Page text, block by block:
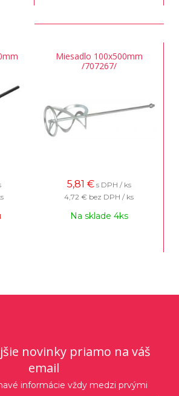
Miesadlo 100x500mm
/707267/
5,81 € s DPH / ks
4,72 € bez DPH / ks
Na sklade 4ks
novinky priamo na váš
email
informácie vždy medzi prvými